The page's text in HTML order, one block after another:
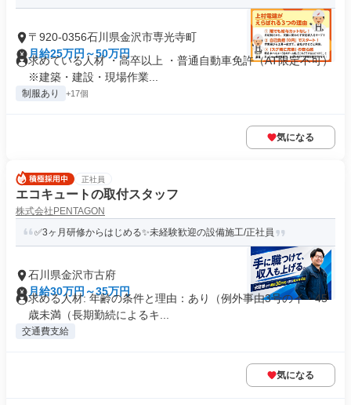
〒920-0356石川県金沢市専光寺町
月給25万円～50万円
求めている人材 ・高卒以上 ・普通自動車免許（AT限定不可）
※建築・建設・現場作業...
制服あり +17個
気になる
正社員
エコキュートの取付スタッフ
株式会社PENTAGON
✅3ヶ月研修からはじめる✨未経験歓迎の設備施工/正社員
石川県金沢市古府
月給30万円～35万円
求める人材: 年齢の条件と理由：あり（例外事由3号のイ・45
歳未満（長期勤続によるキ...
交通費支給
気になる